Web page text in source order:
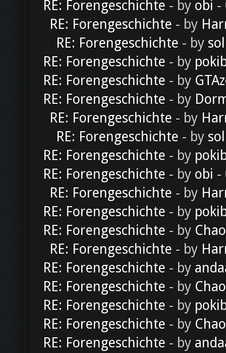
RE: Forengeschichte - by obi -
RE: Forengeschichte - by
RE: Forengeschichte - by
RE: Forengeschichte - by
RE: Forengeschichte - by
RE: Forengeschichte - by
RE: Forengeschichte - by
RE: Forengeschichte - by
RE: Forengeschichte - by
RE: Forengeschichte - by obi -
RE: Forengeschichte - by
RE: Forengeschichte - by
RE: Forengeschichte - by
RE: Forengeschichte - by
RE: Forengeschichte - by
RE: Forengeschichte - by
RE: Forengeschichte - by
RE: Forengeschichte - by
RE: Forengeschichte - by